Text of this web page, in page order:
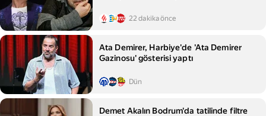
22 dakika önce
Ata Demirer, Harbiye'de 'Ata Demirer
Gazinosu' gösterisi yaptı
Dün
Demet Akalın Bodrum'da tatilinde filtre